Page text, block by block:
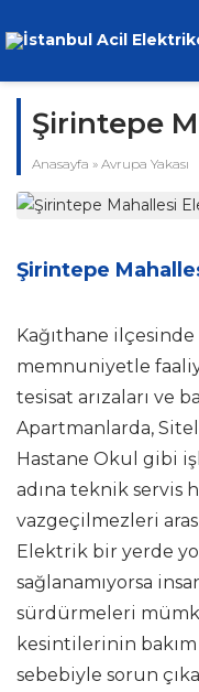
Şirintepe
Anasayfa » Avrupa Yakası
Şirintepe
Kağıthane
memnuniyetle
tesisat arızaları ve
Apartmanlarda,
Hastane Okul gibi
adına teknik servis
vazgeçilmezleri
Elektrik bir yerde
sağlanamıyorsa
sürdürmeleri
kesintilerinin
sebebiyle sorun